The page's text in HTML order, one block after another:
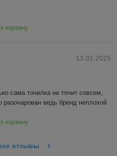
корзину
13.01.2025
сама точилка не точит совсем,
разочарован ведь бренд неплохой
корзину
отзывы